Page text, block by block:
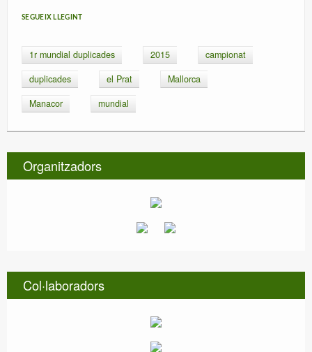
SEGUEIX LLEGINT
1r mundial duplicades 2015
campionat
duplicades
el Prat
Mallorca
Manacor
mundial
Organitzadors
Col·laboradors